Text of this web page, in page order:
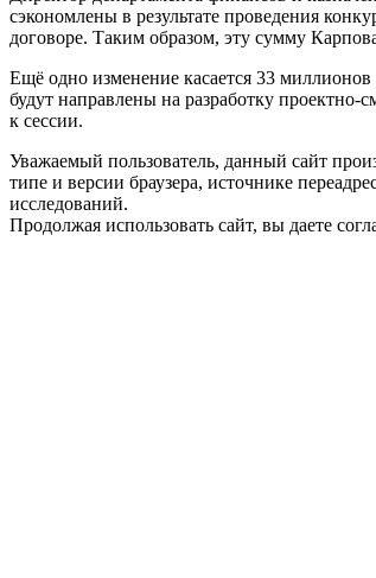
сэкономлены в результате проведения
договоре. Таким образом, эту сумму
Ещё одно изменение касается 33
будут направлены на разработку
к сессии.
Уважаемый пользователь, данный сайт
типе и версии браузера, источнике
исследований.
Продолжая использовать сайт, вы даете